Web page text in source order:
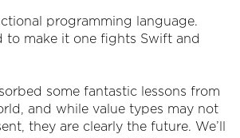
programming language.
to make it one fights Swift and
some fantastic lessons from
and while value types may not
they are clearly the future. We’ll